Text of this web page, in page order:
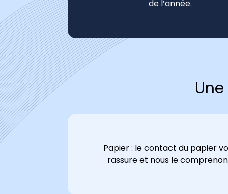
de l’année.
Papier : le contact du papier
rassure et nous le